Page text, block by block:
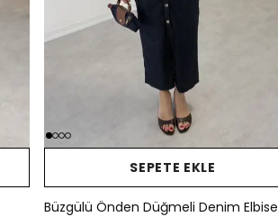
SEPETE EKLE
Büzgülü Önden Düğmeli Denim Elbise